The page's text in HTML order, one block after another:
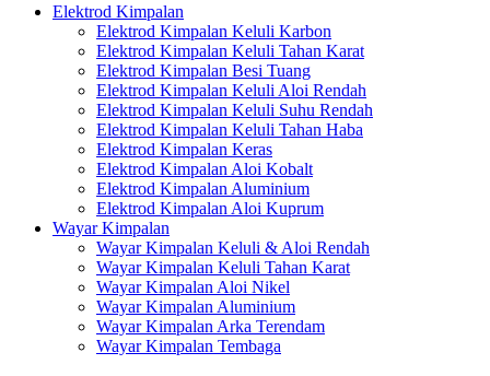
Elektrod Kimpalan
Elektrod Kimpalan Keluli Karbon
Elektrod Kimpalan Keluli Tahan Karat
Elektrod Kimpalan Besi Tuang
Elektrod Kimpalan Keluli Aloi Rendah
Elektrod Kimpalan Keluli Suhu Rendah
Elektrod Kimpalan Keluli Tahan Haba
Elektrod Kimpalan Keras
Elektrod Kimpalan Aloi Kobalt
Elektrod Kimpalan Aluminium
Elektrod Kimpalan Aloi Kuprum
Wayar Kimpalan
Wayar Kimpalan Keluli & Aloi Rendah
Wayar Kimpalan Keluli Tahan Karat
Wayar Kimpalan Aloi Nikel
Wayar Kimpalan Aluminium
Wayar Kimpalan Arka Terendam
Wayar Kimpalan Tembaga